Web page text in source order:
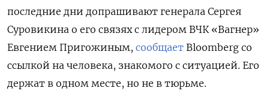
последние дни допрашивают генерала Сергея
Суровикина о его связях с лидером ВЧК «Вагнер»
Евгением Пригожиным, сообщает Bloomberg со
ссылкой на человека, знакомого с ситуацией. Его
держат в одном месте, но не в тюрьме.